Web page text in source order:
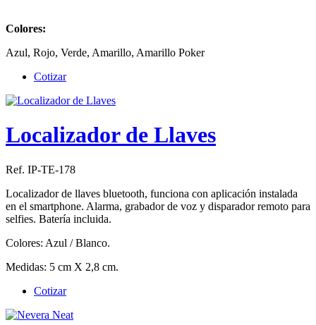
Colores:
Azul, Rojo, Verde, Amarillo, Amarillo Poker
Cotizar
Localizador de Llaves
Ref. IP-TE-178
Localizador de llaves bluetooth, funciona con aplicación instalada
en el smartphone. Alarma, grabador de voz y disparador remoto para
selfies. Batería incluida.
Colores: Azul / Blanco.
Medidas: 5 cm X 2,8 cm.
Cotizar